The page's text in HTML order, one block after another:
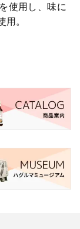
使用し、味に
。